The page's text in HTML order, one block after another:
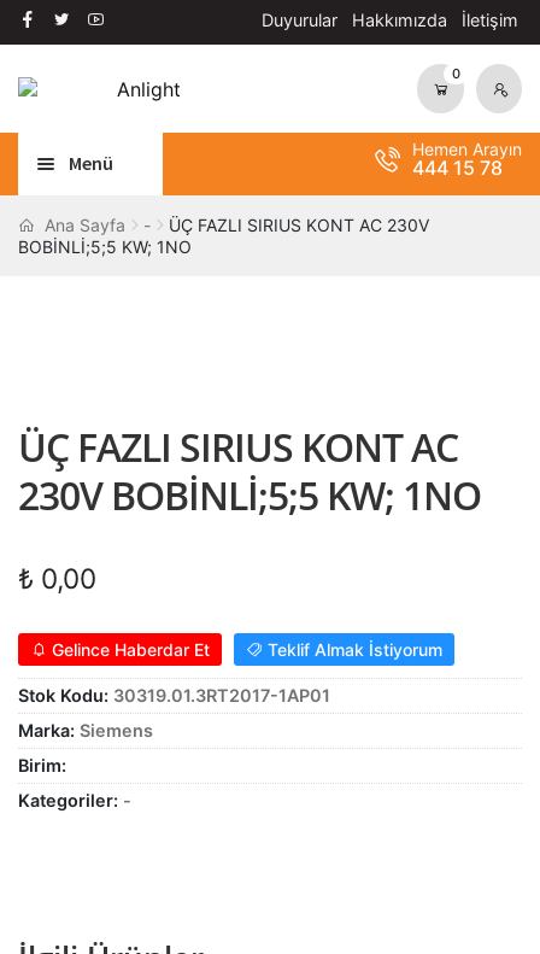
Duyurular Hakkımızda İletişim
Dolaşıma
İçeriğe
0
Menü
AYDINLATMA
BANT / YAPIŞTIRICILAR
ŞALT MALZEMELERİ
Alt
KABLO
SARF MALZEME
PANOLAR
Alt
ASPİRATÖRLER
Hemen Arayın
444 15 78
Ana Sayfa -
ÜÇ FAZLI SIRIUS KONT AC 230V
BOBİNLİ;5;5 KW; 1NO
ÜÇ FAZLI SIRIUS KONT AC
230V BOBİNLİ;5;5 KW; 1NO
₺ 0,00
Gelince Haberdar Et Teklif Almak İstiyorum
Stok Kodu: 30319.01.3RT2017-1AP01
Marka: Siemens
Birim:
Kategoriler: -